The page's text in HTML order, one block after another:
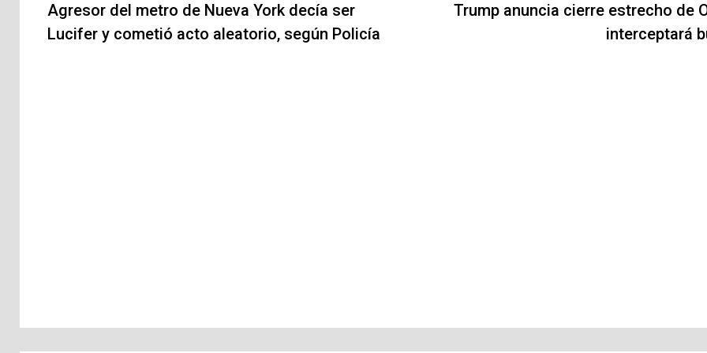
de
entradas
Agresor del metro de Nueva York decía ser
Lucifer y cometió acto aleatorio, según Policía
Trump anuncia cierre estrecho de
interceptará